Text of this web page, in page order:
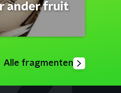
ander fruit
Alle fragmenten